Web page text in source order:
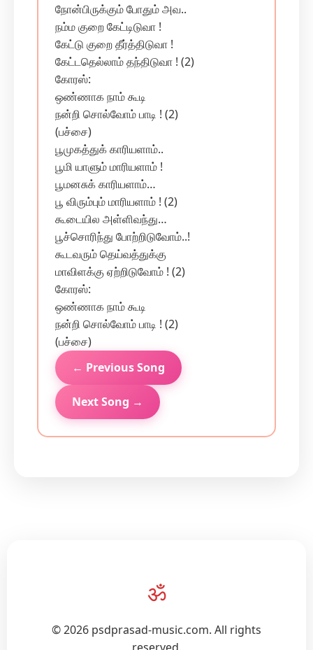
நோன்பிருக்கும் போதும் அவ..
நம்ம குறை கேட்டிடுவா !
கேட்டு குறை தீர்த்திடுவா !
கேட்டதெல்லாம் தந்திடுவா ! (2)
கோரஸ்:
ஒண்ணாக நாம் கூடி
நன்றி சொல்வோம் பாடி ! (2)
(பச்சை)
பூமுகத்துக் காரியளாம்..
பூமி யாளும் மாரியளாம் !
பூமனசுக் காரியளாம்…
பூ விரும்பும் மாரியளாம் ! (2)
கூடையில அள்ளிவந்து…
பூச்சொரிந்து போற்றிடுவோம்..!
கூடவரும் தெய்வத்துக்கு
மாவிளக்கு ஏற்றிடுவோம் ! (2)
கோரஸ்:
ஒண்ணாக நாம் கூடி
நன்றி சொல்வோம் பாடி ! (2)
(பச்சை)
← Previous Song
Next Song →
ॐ
© 2026 psdprasad-music.com. All rights